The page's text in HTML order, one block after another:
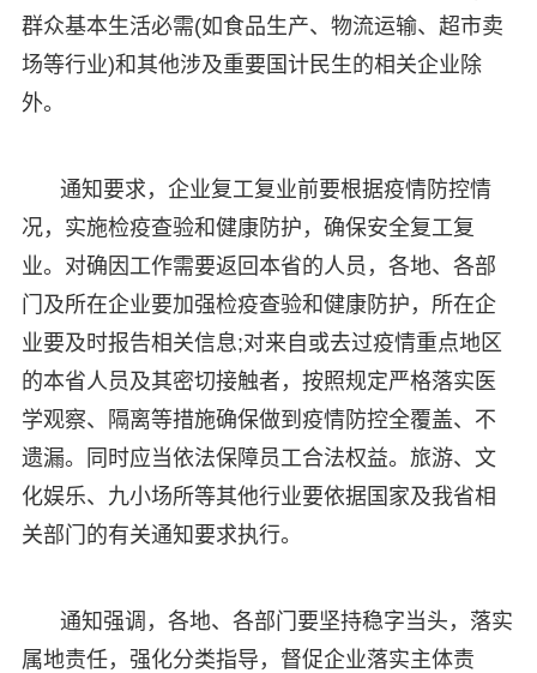
群众基本生活必需(如食品生产、物流运输、超市卖
场等行业)和其他涉及重要国计民生的相关企业除
外。
通知要求，企业复工复业前要根据疫情防控情
况，实施检疫查验和健康防护，确保安全复工复
业。对确因工作需要返回本省的人员，各地、各部
门及所在企业要加强检疫查验和健康防护，所在企
业要及时报告相关信息;对来自或去过疫情重点地区
的本省人员及其密切接触者，按照规定严格落实医
学观察、隔离等措施确保做到疫情防控全覆盖、不
遗漏。同时应当依法保障员工合法权益。旅游、文
化娱乐、九小场所等其他行业要依据国家及我省相
关部门的有关通知要求执行。
通知强调，各地、各部门要坚持稳字当头，落实
属地责任，强化分类指导，督促企业落实主体责